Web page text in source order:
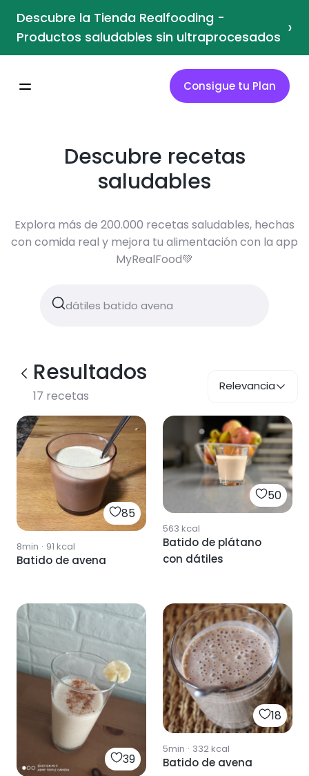
Descubre la Tienda Realfooding -
Productos saludables sin ultraprocesados ›
Consigue tu Plan
Descubre recetas
saludables
Explora más de 200.000 recetas saludables, hechas
con comida real y mejora tu alimentación con la app
MyRealFood💚
Resultados
17 recetas
Relevancia
85
8min · 91 kcal
Batido de avena
50
563 kcal
Batido de plátano
con dátiles
39
18
5min · 332kcal
Batido de avena